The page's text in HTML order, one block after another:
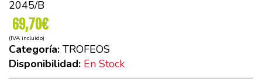
2045/B
69,70€
(IVA incluido)
Categoría: TROFEOS
Disponibilidad: En Stock